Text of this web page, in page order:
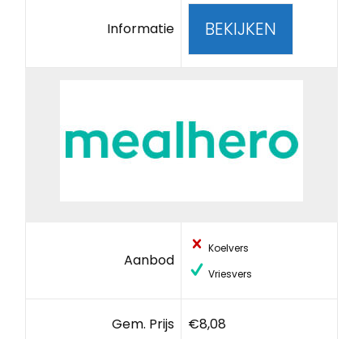
Informatie BEKIJKEN
Aanbod
Koelvers
Vriesvers
Gem. Prijs €8,08